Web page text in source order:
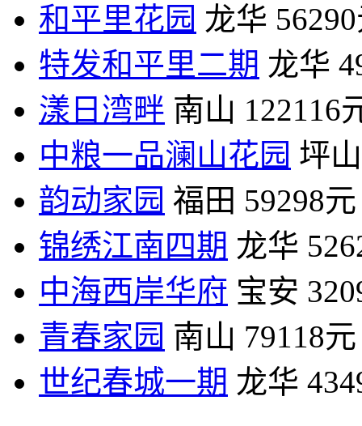
和平里花园 龙华
特发和平里二期 龙华
漾日湾畔 南山 122116
中粮一品澜山花园 坪山
韵动家园 福田 59298元
锦绣江南四期 龙华
中海西岸华府 宝安
青春家园 南山 79118元
世纪春城一期 龙华